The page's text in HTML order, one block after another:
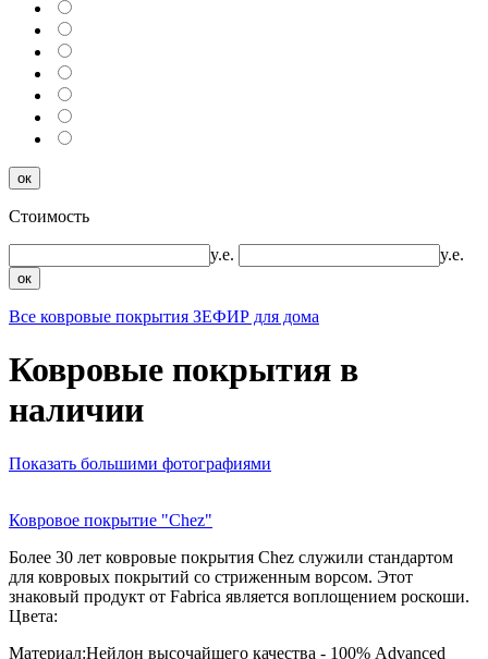
ок
Стоимость
y.e. y.e.
ок
Все ковровые покрытия ЗЕФИР для дома
Ковровые покрытия в
наличии
Показать большими фотографиями
Ковровое покрытие "Chez"
Более 30 лет ковровые покрытия Chez служили стандартом
для ковровых покрытий со стриженным ворсом. Этот
знаковый продукт от Fabrica является воплощением роскоши.
Цвета:
Материал:Нейлон высочайшего качества - 100% Advanced